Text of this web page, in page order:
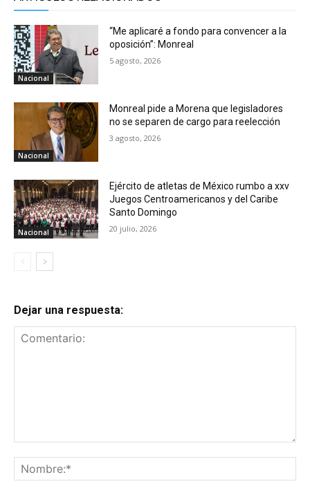
Nacional
“Me aplicaré a fondo para convencer a la
oposición”: Monreal
5 agosto, 2026
Nacional
Monreal pide a Morena que legisladores
no se separen de cargo para reelección
3 agosto, 2026
Nacional
Ejército de atletas de México rumbo a xxv
Juegos Centroamericanos y del Caribe
Santo Domingo
20 julio, 2026
Dejar una respuesta: